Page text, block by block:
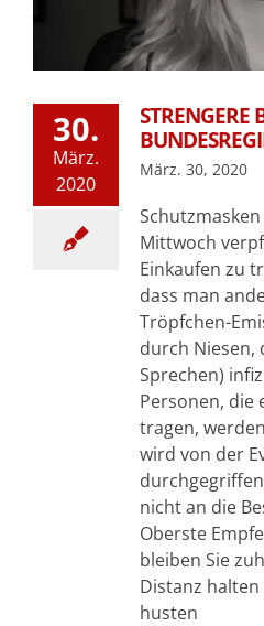
30.
März.
2020
STRENGERE
März. 30, 2020
Mittwoch
Einkaufen zu
dass man
Tröpfchen-
durch Niesen,
Sprechen)
Personen, die
tragen,
wird von der
nicht an die
Oberste
bleiben Sie
Distanz
husten